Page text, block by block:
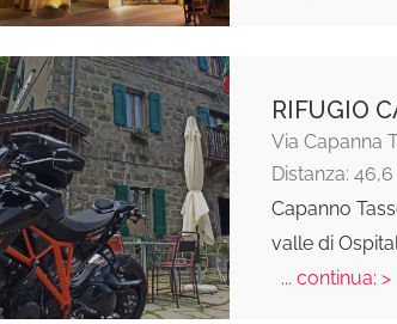
RIFUGIO
Via Capanna
Distanza:
Capanno
valle di
... continua: >